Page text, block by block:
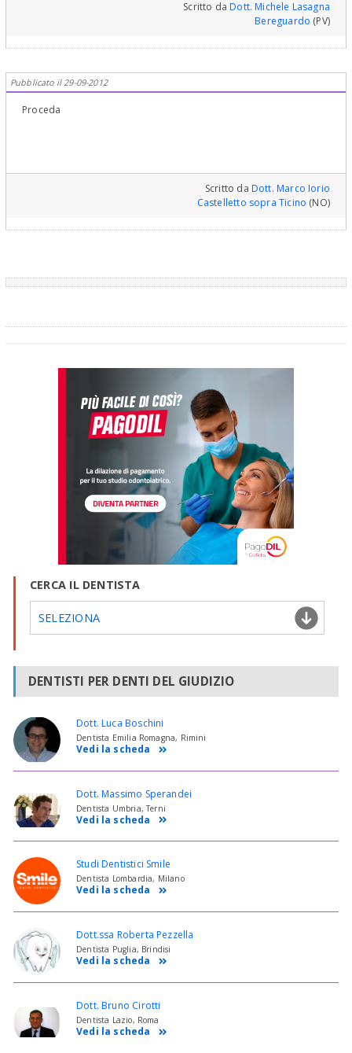
Scritto daDott. Michele Lasagna
Bereguardo (PV)
Pubblicato il 29-09-2012
Proceda
Scritto da Dott. Marco Iorio
Castelletto sopra Ticino (NO)
CERCA IL DENTISTA
SELEZIONA
DENTISTI PER DENTI DEL GIUDIZIO
Dott. Luca Boschini
Dentista Emilia Romagna, Rimini
Vedi la scheda
Dott. Massimo Sperandei
Dentista Umbria, Terni
Vedi la scheda
Studi Dentistici Smile
Dentista Lombardia, Milano
Vedi la scheda
Dott.ssa Roberta Pezzella
Dentista Puglia, Brindisi
Vedi la scheda
Dott. Bruno Cirotti
Dentista Lazio, Roma
Vedi la scheda